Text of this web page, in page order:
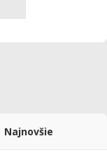
Najnovšie